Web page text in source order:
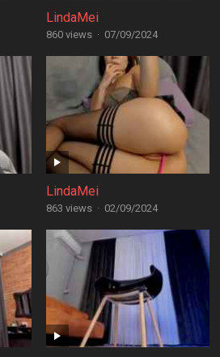
LindaMei
860 views · 07/09/2024
LindaMei
863 views · 02/09/2024